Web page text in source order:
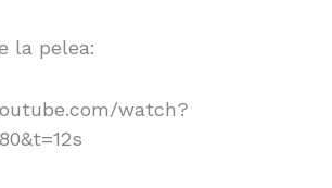
la pelea:
watch?